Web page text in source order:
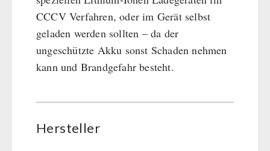
CCCV Verfahren, oder im Gerät selbst
geladen werden sollten – da der
ungeschützte Akku sonst Schaden nehmen
kann und Brandgefahr besteht.
Hersteller